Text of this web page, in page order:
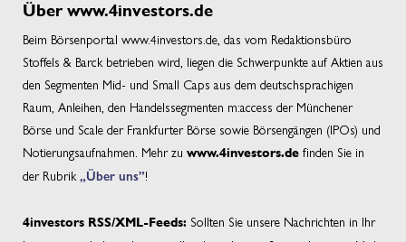
Über www.4investors.de
Beim Börsenportal www.4investors.de, das vom Redaktionsbüro
Stoffels & Barck betrieben wird, liegen die Schwerpunkte auf Aktien aus
den Segmenten Mid- und Small Caps aus dem deutschsprachigen
Raum, Anleihen, den Handelssegmenten m:access der Münchener
Börse und Scale der Frankfurter Börse sowie Börsengängen (IPOs) und
Notierungsaufnahmen. Mehr zu www.4investors.de finden Sie in
der Rubrik„Über uns”!
4investors RSS/XML-Feeds: Sollten Sie unsere Nachrichten in Ihr